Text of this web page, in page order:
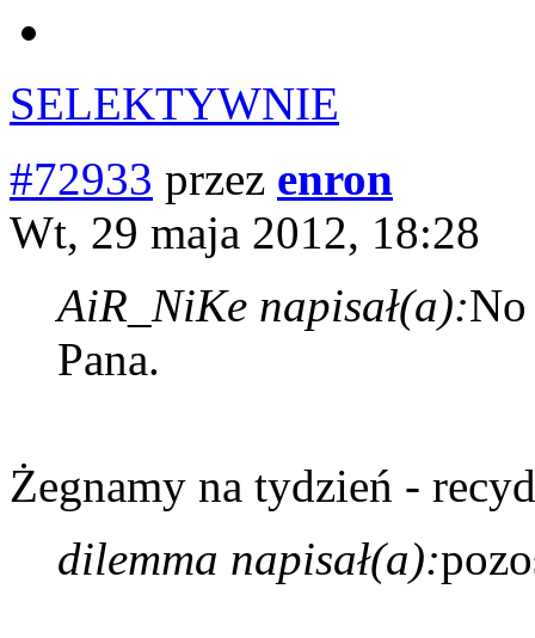
SELEKTYWNIE
#72933 przez enron
Wt, 29 maja 2012, 18:28
AiR_NiKe napisał(a):
Pana.
Żegnamy na tydzień -
dilemma napisał(a):